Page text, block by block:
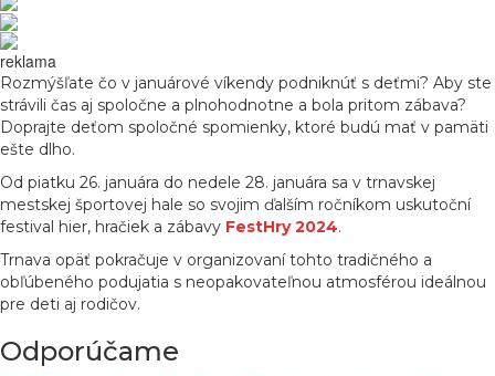
reklama
Rozmýšľate čo v januárové víkendy podniknúť s deťmi? Aby ste
strávili čas aj spoločne a plnohodnotne a bola pritom zábava?
Doprajte deťom spoločné spomienky, ktoré budú mať v pamäti
ešte dlho.
Od piatku 26. januára do nedele 28. januára sa v trnavskej
mestskej športovej hale so svojim ďalším ročníkom uskutoční
festival hier, hračiek a zábavy FestHry 2024.
Trnava opäť pokračuje v organizovaní tohto tradičného a
obľúbeného podujatia s neopakovateľnou atmosférou ideálnou
pre deti aj rodičov.
Odporúčame